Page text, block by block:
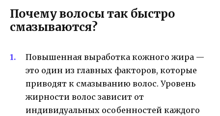
Почему волосы так быстро
смазываются?
Повышенная выработка кожного жира —
это один из главных факторов, которые
приводят к смазыванию волос. Уровень
жирности волос зависит от
индивидуальных особенностей каждого